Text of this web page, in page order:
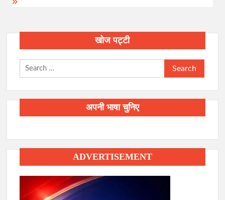
खोज पट्टी
Search
for:
अपनी भाषा चुनिए
ADVERTISEMENT